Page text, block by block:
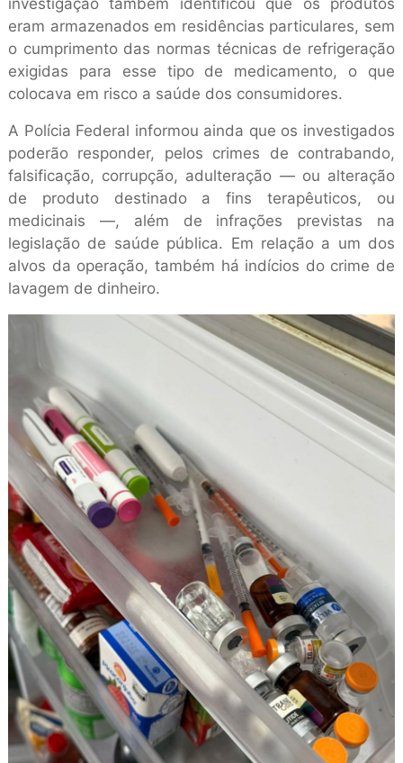
investigação também identificou que os produtos
eram armazenados em residências particulares, sem
o cumprimento das normas técnicas de refrigeração
exigidas para esse tipo de medicamento, o que
colocava em risco a saúde dos consumidores.
A Polícia Federal informou ainda que os investigados
poderão responder, pelos crimes de contrabando,
falsificação, corrupção, adulteração — ou alteração
de produto destinado a fins terapêuticos, ou
medicinais —, além de infrações previstas na
legislação de saúde pública. Em relação a um dos
alvos da operação, também há indícios do crime de
lavagem de dinheiro.